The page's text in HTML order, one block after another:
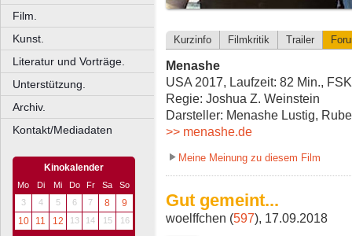
Film.
Kunst.
Literatur und Vorträge.
Unterstützung.
Archiv.
Kontakt/Mediadaten
Kinokalender
Mo Di Mi Do Fr Sa
So
3
4 5 6 7 8
9
10
11 12 13 14 15 16
Kurzinfo Filmkritik Trailer
Menashe
USA 2017, Laufzeit: 82 Min.,
Regie: Joshua Z. Weinstein
Darsteller: Menashe Lustig,
>> menashe.de
Meine Meinung zu diesem Film
Gut gemeint...
woelffchen (597), 17.09.2018